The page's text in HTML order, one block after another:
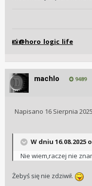
📸@horo_logic_life
machlo 9489
Napisano 16 Sierpnia 2025
W dniu 16.08.2025
Nie wiem,raczej nie
Żebyś się nie zdziwił.